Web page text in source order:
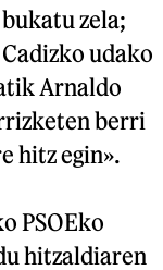
zela;
udako
Arnaldo
berri
hitz egin».
PSOEko
hitzaldiaren